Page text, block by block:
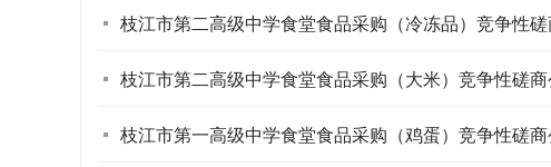
枝江市第二高级中学食堂食品采购（冷冻品）竞争性
枝江市第二高级中学食堂食品采购（大米）竞争性磋
枝江市第一高级中学食堂食品采购（鸡蛋）竞争性磋